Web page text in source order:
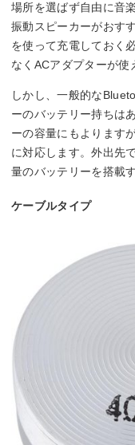
場所を選ばず自由に音
振動スピーカーがおす
を使って充電しておく
なくACアダプターが使
しかし、一般的な
ーのバッテリー持ちは
ーの容量にもよります
に対応します。外出先
量のバッテリーを搭載
ケーブルタイプ